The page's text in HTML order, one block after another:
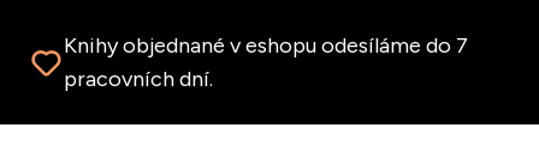
Knihy objednané v eshopu odesíláme do 7
pracovních dní.